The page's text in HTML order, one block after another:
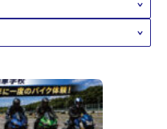
よくある質問
学校交通安全講習